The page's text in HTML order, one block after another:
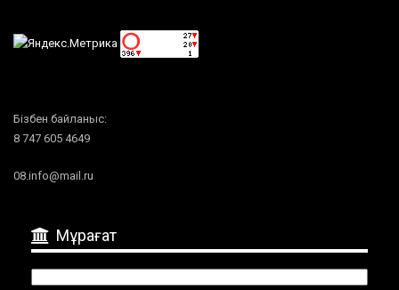
Бізбен байланыс:
8 747 605 4649
08.info@mail.ru
Мұрағат